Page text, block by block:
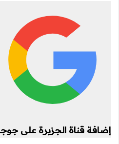
إضافة قناة الجزيرة على